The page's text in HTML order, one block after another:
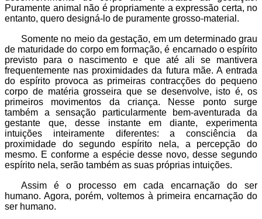
Puramente animal não é propriamente a expressão certa, no
entanto, quero designá-lo de puramente grosso-material.
Somente no meio da gestação, em um determinado grau
de maturidade do corpo em formação, é encarnado o espírito
previsto para o nascimento e que até ali se mantivera
frequentemente nas proximidades da futura mãe. A entrada
do espírito provoca as primeiras contracções do pequeno
corpo de matéria grosseira que se desenvolve, isto é, os
primeiros movimentos da criança. Nesse ponto surge
também a sensação particularmente bem-aventurada da
gestante que, desse instante em diante, experimenta
intuições inteiramente diferentes: a consciência da
proximidade do segundo espírito nela, a percepção do
mesmo. E conforme a espécie desse novo, desse segundo
espírito nela, serão também as suas próprias intuições.
Assim é o processo em cada encarnação do ser
humano. Agora, porém, voltemos à primeira encarnação do
ser humano.